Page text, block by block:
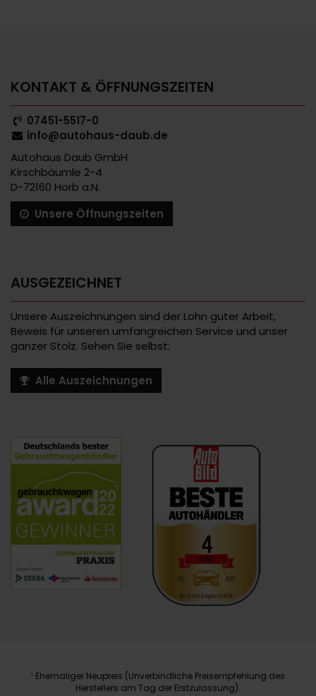
KONTAKT & ÖFFNUNGSZEITEN
07451-5517-0
info@autohaus-daub.de
Autohaus Daub GmbH
Kirschbäumle 2-4
D-72160 Horb a.N.
Unsere Öffnungszeiten
AUSGEZEICHNET
Unsere Auszeichnungen sind der Lohn guter Arbeit,
Beweis für unseren umfangreichen Service und unser
ganzer Stolz. Sehen Sie selbst:
Alle Auszeichnungen
1 Ehemaliger Neupreis (Unverbindliche Preisempfehlung des
Herstellers am Tag der Erstzulassung).